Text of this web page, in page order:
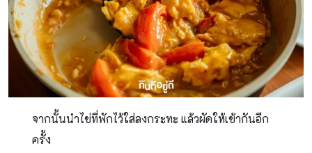
จากนั้นนำไข่ที่พักไว้ใส่ลงกระทะ แล้วผัดให้เข้ากันอีก
ครั้ง